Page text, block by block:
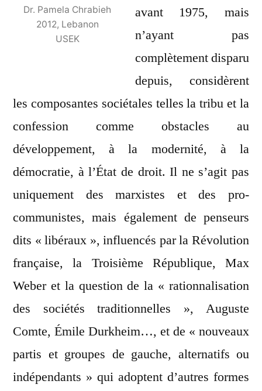
socio-
Dr. Pamela Chrabieh
2012, Lebanon
USEK
avant 1975, mais
n’ayant pas
complètement disparu
depuis, considèrent
les composantes sociétales telles la tribu et la
confession comme obstacles au
développement, à la modernité, à la
démocratie, à l’État de droit. Il ne s’agit pas
uniquement des marxistes et des pro-
communistes, mais également de penseurs
dits « libéraux », influencés par la Révolution
française, la Troisième République, Max
Weber et la question de la « rationnalisation
des sociétés traditionnelles », Auguste
Comte, Émile Durkheim…, et de « nouveaux
partis et groupes de gauche, alternatifs ou
indépendants » qui adoptent d’autres formes